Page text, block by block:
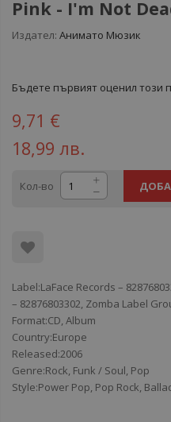
Pink ‎- I'm Not
Издател: Анимато Мюзик
Бъдете първият оценил този
9,71 €
18,99 лв.
Кол-во
Label:LaFace Records ‎–
‎– 82876803302, Zomba Label
Format:CD, Album
Country:Europe
Released:2006
Genre:Rock, Funk / Soul, Pop
Style:Power Pop, Pop Rock,